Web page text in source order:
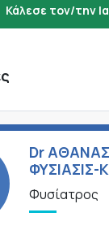
Κάλεσε τον/την
Dr
Φυσίατρος